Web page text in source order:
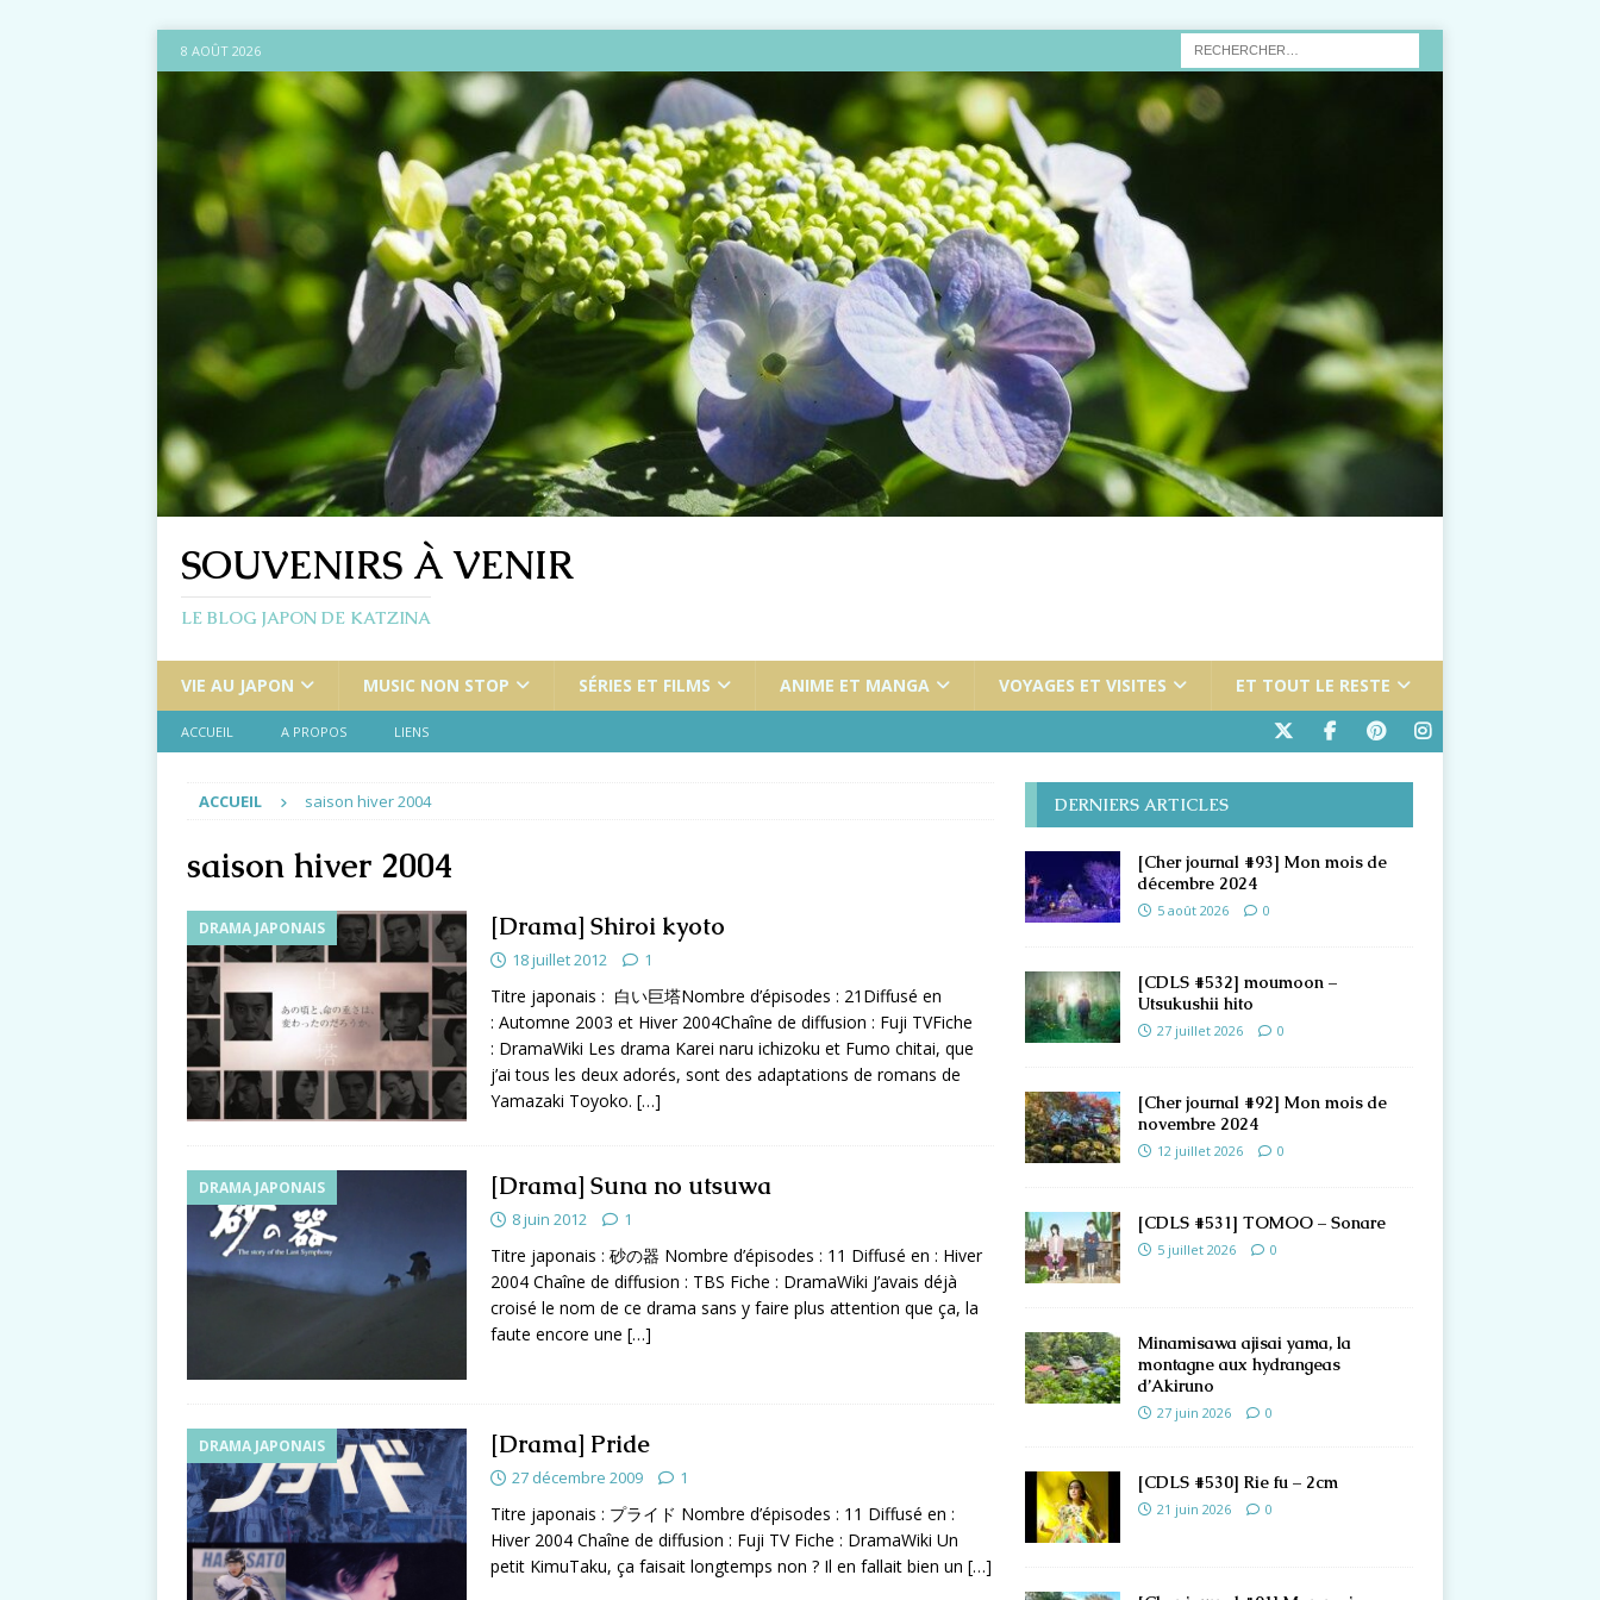
8 AOÛT 2026
SOUVENIRS À VENIR
LE BLOG JAPON DE KATZINA
VIE AU JAPON MUSIC NON STOP SÉRIES ET FILMS ANIME ET MANGA VOYAGES ET VISITES ET TOUT LE RESTE
ACCUEIL A PROPOS LIENS
ACCUEIL saison hiver 2004
saison hiver 2004
DRAMA JAPONAIS [Drama] Shiroi kyoto
18 juillet 2012 1
Titre japonais : 白い巨塔Nombre d’épisodes : 21Diffusé en
: Automne 2003 et Hiver 2004Chaîne de diffusion : Fuji TVFiche
: DramaWiki Les drama Karei naru ichizoku et Fumo chitai, que
j’ai tous les deux adorés, sont des adaptations de romans de
Yamazaki Toyoko. […]
DRAMA JAPONAIS [Drama] Suna no utsuwa
8 juin 2012 1
Titre japonais : 砂の器 Nombre d’épisodes : 11 Diffusé en : Hiver
2004 Chaîne de diffusion : TBS Fiche : DramaWiki J’avais déjà
croisé le nom de ce drama sans y faire plus attention que ça, la
faute encore une […]
DRAMA JAPONAIS [Drama] Pride
27 décembre 2009 1
Titre japonais : プライド Nombre d’épisodes : 11 Diffusé en :
Hiver 2004 Chaîne de diffusion : Fuji TV Fiche : DramaWiki Un
petit KimuTaku, ça faisait longtemps non ? Il en fallait bien un […]
DERNIERS ARTICLES
[Cher journal #93] Mon mois de
décembre 2024
5 août 2026 0
[CDLS #532] moumoon –
Utsukushii hito
27 juillet 2026 0
[Cher journal #92] Mon mois de
novembre 2024
12 juillet 2026 0
[CDLS #531] TOMOO – Sonare
5 juillet 2026 0
Minamisawa ajisai yama, la
montagne aux hydrangeas
d’Akiruno
27 juin 2026 0
[CDLS #530] Rie fu – 2cm
21 juin 2026 0